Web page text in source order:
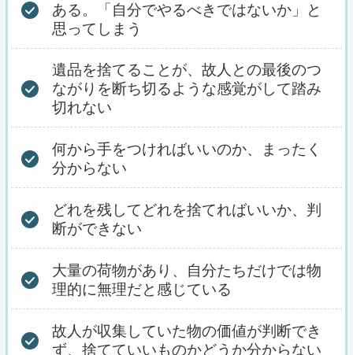
ある。「自分でやるべきではないか」と
思ってしまう
遺品を捨てることが、故人との最後のつ
ながりを断ち切るような感覚がして踏み
切れない
何から手をつければいいのか、まったく
分からない
どれを残してどれを捨てればいいか、判
断ができない
大量の荷物があり、自分たちだけでは物
理的に無理だと感じている
故人が収集していた物の価値が判断でき
ず、捨てていいものかどうか分からない